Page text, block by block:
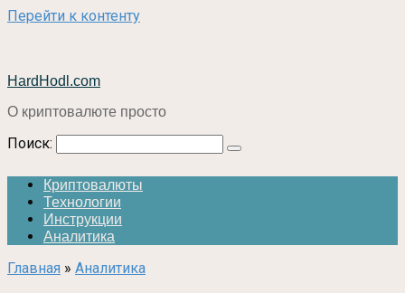
Перейти к контенту
HardHodl.com
О криптовалюте просто
Поиск:
Криптовалюты
Технологии
Инструкции
Аналитика
Главная » Аналитика